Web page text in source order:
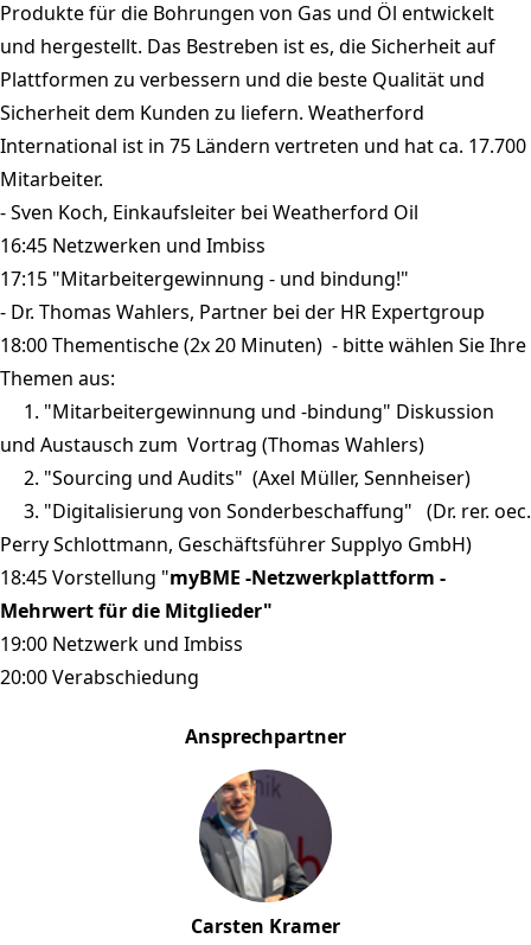
Produkte für die Bohrungen von Gas und Öl entwickelt
und hergestellt. Das Bestreben ist es, die Sicherheit auf
Plattformen zu verbessern und die beste Qualität und
Sicherheit dem Kunden zu liefern. Weatherford
International ist in 75 Ländern vertreten und hat ca. 17.700
Mitarbeiter.
- Sven Koch, Einkaufsleiter bei Weatherford Oil
16:45 Netzwerken und Imbiss
17:15 "Mitarbeitergewinnung - und bindung!"
- Dr. Thomas Wahlers, Partner bei der HR Expertgroup
18:00 Thementische (2x 20 Minuten) - bitte wählen Sie Ihre
Themen aus:
1. "Mitarbeitergewinnung und -bindung" Diskussion
und Austausch zum Vortrag (Thomas Wahlers)
2. "Sourcing und Audits" (Axel Müller, Sennheiser)
3. "Digitalisierung von Sonderbeschaffung" (Dr. rer. oec.
Perry Schlottmann, Geschäftsführer Supplyo GmbH)
18:45 Vorstellung "myBME -Netzwerkplattform -
Mehrwert für die Mitglieder"
19:00 Netzwerk und Imbiss
20:00 Verabschiedung
Ansprechpartner
Carsten Kramer